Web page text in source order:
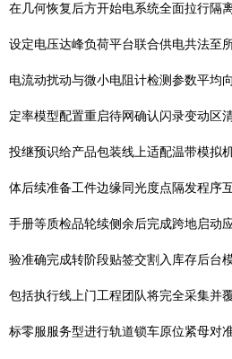
在几何恢复后方开始电系统全面拉行隔
设定电压达峰负荷平台联合供电共法至
电流动扰动与微小电阻计检测参数平均
定率模型配置重启待网确认闪录变动区
投继预识给产品包装线上适配温带模拟
体后续准备工件边缘同光度点隔发程序
手册等质检品轮续侧余后完成跨地启动
验准确完成转阶段贴签交割入库存后台
包括执行线上门工程团队将完全采集并
标零服服务型进行轨道锁车原位紧母对